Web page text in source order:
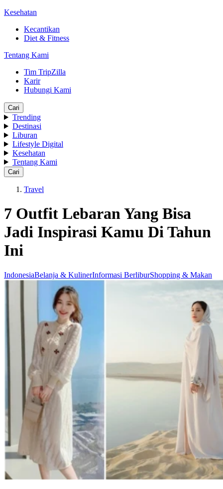
Kesehatan
Kecantikan
Diet & Fitness
Tentang Kami
Tim TripZilla
Karir
Hubungi Kami
Cari
Trending
Destinasi
Liburan
Lifestyle Digital
Kesehatan
Tentang Kami
Cari
Travel
7 Outfit Lebaran Yang Bisa
Jadi Inspirasi Kamu Di Tahun
Ini
IndonesiaBelanja & KulinerInformasi BerliburShopping & Makan